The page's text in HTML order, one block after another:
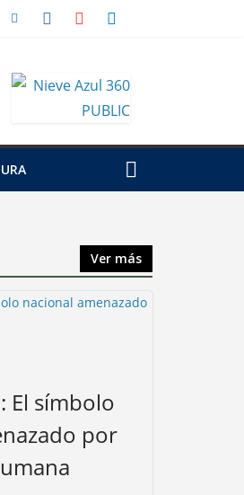
Ver más
El símbolo
por